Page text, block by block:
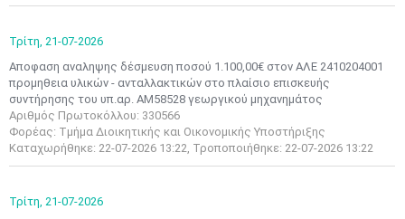
Τρίτη, 21-07-2026
Αποφαση αναληψης δέσμευση ποσού 1.100,00€ στον ΑΛΕ 2410204001
προμηθεια υλικών - ανταλλακτικών στο πλαίσιο επισκευής
συντήρησης του υπ.αρ. ΑΜ58528 γεωργικού μηχανημάτος
Αριθμός Πρωτοκόλλου: 330566
Φορέας: Τμήμα Διοικητικής και Οικονομικής Υποστήριξης
Καταχωρήθηκε: 22-07-2026 13:22, Τροποποιήθηκε: 22-07-2026 13:22
Τρίτη, 21-07-2026